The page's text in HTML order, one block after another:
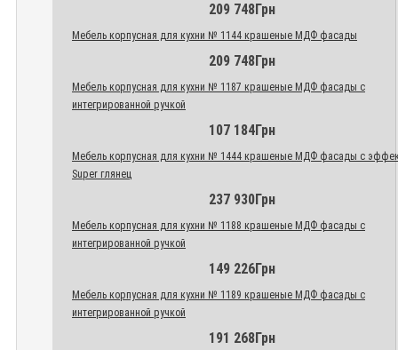
209 748Грн
Мебель корпусная для кухни № 1144 крашеные МДФ фасады
209 748Грн
Мебель корпусная для кухни № 1187 крашеные МДФ фасады с
интегрированной ручкой
107 184Грн
Мебель корпусная для кухни № 1444 крашеные МДФ фасады с
Super глянец
237 930Грн
Мебель корпусная для кухни № 1188 крашеные МДФ фасады с
интегрированной ручкой
149 226Грн
Мебель корпусная для кухни № 1189 крашеные МДФ фасады с
интегрированной ручкой
191 268Грн